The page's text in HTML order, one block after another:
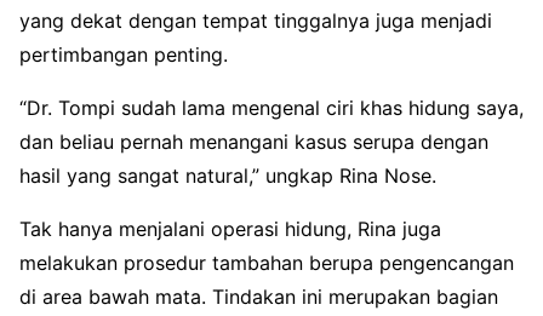
yang dekat dengan tempat tinggalnya juga menjadi
pertimbangan penting.
“Dr. Tompi sudah lama mengenal ciri khas hidung saya,
dan beliau pernah menangani kasus serupa dengan
hasil yang sangat natural,” ungkap Rina Nose.
Tak hanya menjalani operasi hidung, Rina juga
melakukan prosedur tambahan berupa pengencangan
di area bawah mata. Tindakan ini merupakan bagian